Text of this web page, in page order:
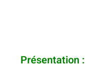
Présentation :